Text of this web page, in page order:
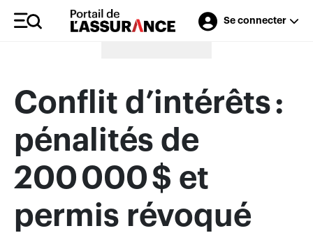
Se connecter
Merci à nos annonceurs
Conflit d’intérêts :
pénalités de
200 000 $ et
permis révoqué